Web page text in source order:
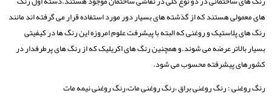
های معمولی هستند که از گذشته های بسیار دور مورد استفاده قرار می گرفته اند مانند
رنگ های پلاستیک و روغنی که البته با پیشرفت علوم امروزه این رنگ ها در کیفیتی
بسیار بالاتر عرضه می شوند.و همچنین رنگ های اکریلیک که از رنگ های پرطرفدار در
کشورهای پیشرفته محسوب می شود.
رنگ روغنی : رنگ روغنی براق ،رنگ روغنی مات،رنگ روغنی نیمه مات